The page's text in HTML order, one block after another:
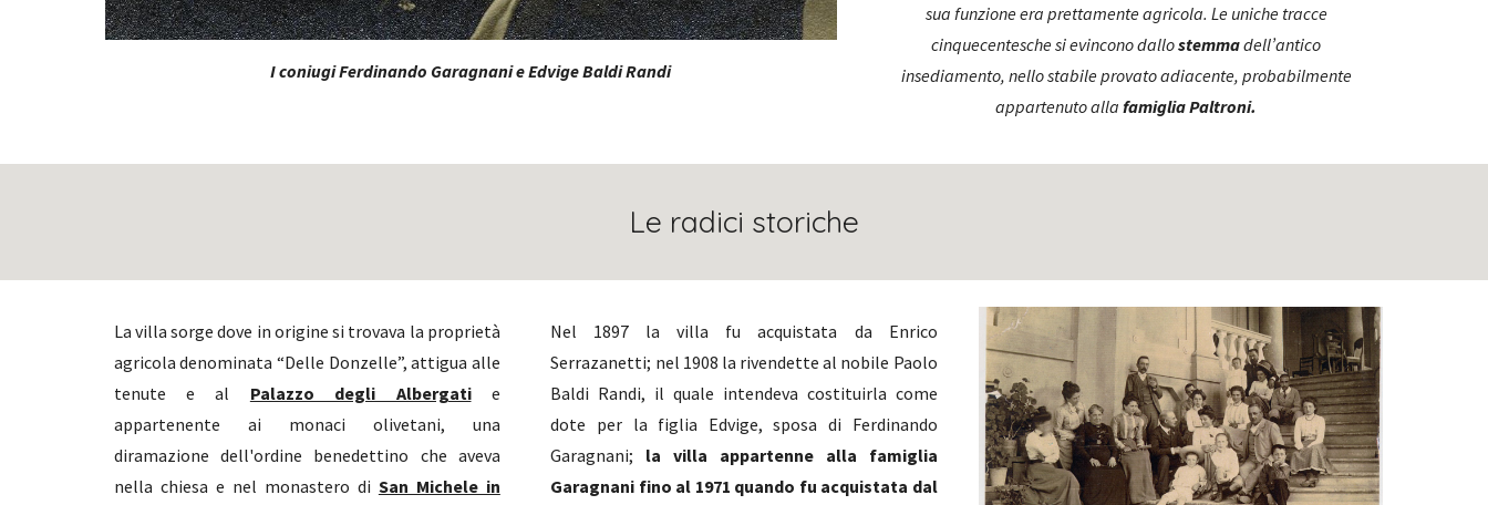
I coniugi Ferdinando Garagnani e Edvige Baldi Randi
sua funzione era prettamente agricola. Le uniche tracce
cinquecentesche si evincono dallostemmadell’antico
insediamento, nello stabile provato adiacente, probabilmente
appartenuto allafamiglia Paltroni.
Le radici storiche
La villa sorge dove in origine si trovava la proprietà
agricola denominata “Delle Donzelle”, attigua alle
tenute e al Palazzo degli Albergatie
appartenente ai monaci olivetani, una
diramazione dell'ordine benedettino che aveva
nella chiesa e nel monastero di San Michele in
Nel 1897 la villa fu acquistata da Enrico
Serrazanetti; nel 1908 la rivendette al nobile Paolo
Baldi Randi, il quale intendeva costituirla come
dote per la figlia Edvige, sposa di Ferdinando
Garagnani; la villa appartenne alla famiglia
Garagnani fino al 1971 quando fu acquistata dal